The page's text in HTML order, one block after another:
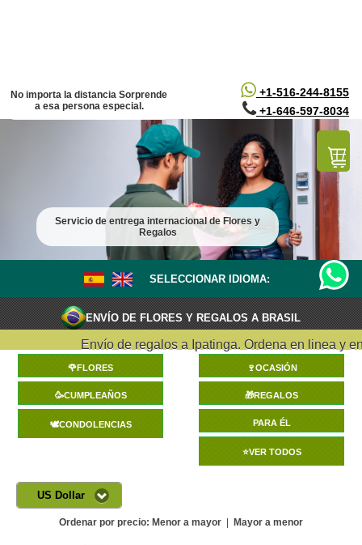
+1-516-244-8155
+1-646-597-8034
No importa la distancia Sorprende
a esa persona especial.
Servicio de entrega internacional de Flores y
Regalos
SELECCIONAR IDIOMA:
ENVÍO DE FLORES Y REGALOS A BRASIL
Envío de regalos a Ipatinga. Ordena en linea y
🌹FLORES 🍷OCASIÓN
🥳CUMPLEAÑOS 🎁REGALOS
🕊️CONDOLENCIAS PARA ÉL
⭐VER TODOS
US Dollar
Ordenar por precio: Menor a mayor Mayor a menor